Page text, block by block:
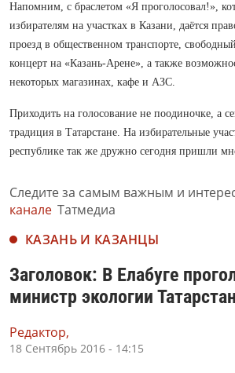
Напомним, с браслетом «Я проголосовал!»,
избирателям на участках в Казани, даётся
проезд в общественном транспорте,
концерт на «Казань-Арене», а также
некоторых магазинах, кафе и АЗС.
Приходить на голосование не поодиночке, а
традиция в Татарстане. На избирательные
республике так же дружно сегодня пришли
Следите за самым важным и
канале Татмедиа
КАЗАНЬ И КАЗАНЦЫ
Заголовок: В Елабуге
министр экологии
Редактор,
18 Сентябрь 2016 - 14:15